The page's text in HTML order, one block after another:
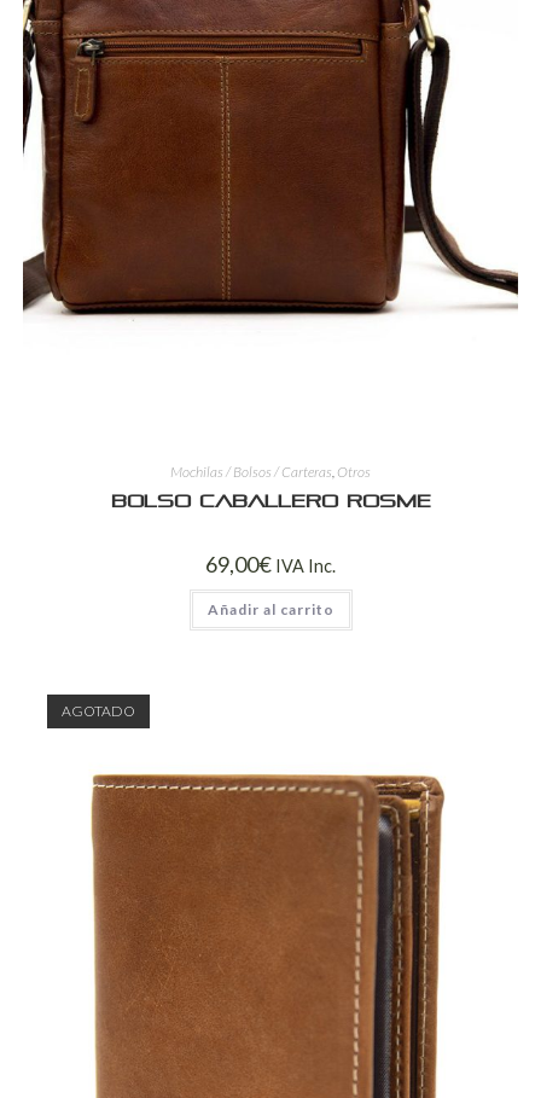
Mochilas / Bolsos / Carteras, Otros
Bolso Caballero ROSME
69,00€ IVA Inc.
Añadir al carrito
AGOTADO